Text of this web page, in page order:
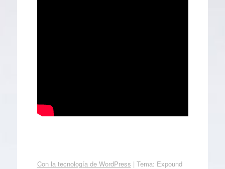
Con la tecnología de WordPress | Tema: Expound